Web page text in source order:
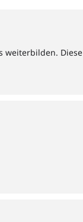
weiterbilden. Diese